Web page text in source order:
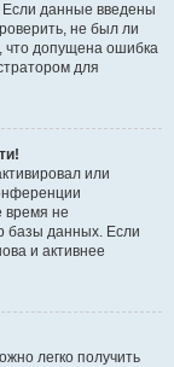
Если данные введены
не был ли
что допущена ошибка
для
или
время не
базы данных. Если
и активнее
легко получить